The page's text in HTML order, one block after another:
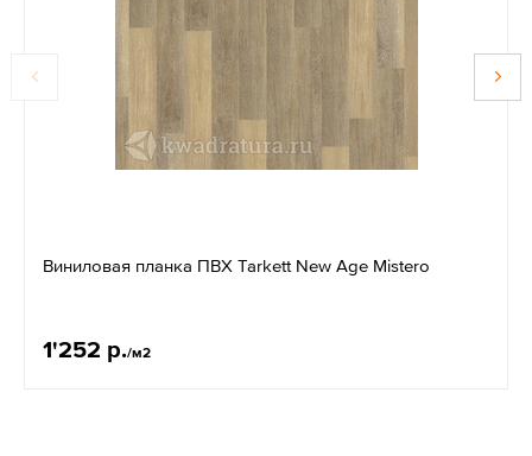
Виниловая планка ПВХ Tarkett New Age Mistero
1'252 р./м2